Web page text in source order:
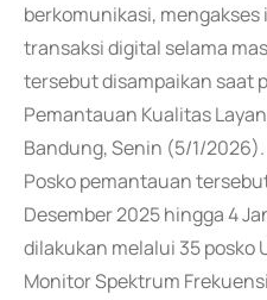
berkomunikasi,
transaksi digital selama
tersebut disampaikan saat
Pemantauan Kualitas
Bandung, Senin (5/1/2026).
Posko pemantauan
Desember 2025 hingga 4
dilakukan melalui 35 posko
Monitor Spektrum